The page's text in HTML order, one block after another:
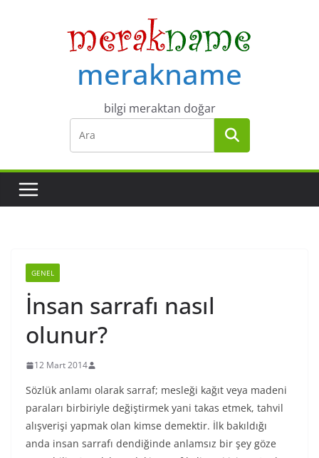
merakname
bilgi meraktan doğar
GENEL
İnsan sarrafı nasıl
olunur?
12 Mart 2014
Sözlük anlamı olarak sarraf; mesleği kağıt veya madeni
paraları birbiriyle değiştirmek yani takas etmek, tahvil
alışverişi yapmak olan kimse demektir. İlk bakıldığı
anda insan sarrafı dendiğinde anlamsız bir şey göze